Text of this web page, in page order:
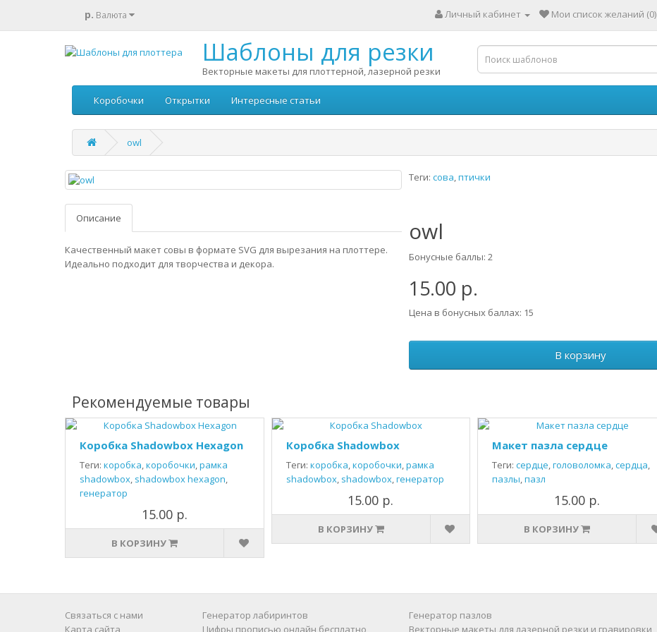
р. Валюта Личный кабинет Мои список желаний (0)
Шаблоны для резки
Векторные макеты для плоттерной, лазерной резки
Коробочки Открытки Интересные статьи
owl
Описание
Качественный макет совы в формате SVG для вырезания на плоттере.
Идеально подходит для творчества и декора.
Теги: сова,птички
owl
Бонусные баллы: 2
15.00 р.
Цена в бонусных баллах: 15
В корзину
Рекомендуемые товары
Коробка Shadowbox Hexagon
Теги: коробка,коробочки,рамка
shadowbox, shadowbox hexagon,
генератор
15.00 р.
В КОРЗИНУ
Коробка Shadowbox
Теги: коробка,коробочки,рамка
shadowbox, shadowbox,генератор
15.00 р.
В КОРЗИНУ
Макет пазла сердце
Теги: сердце,головоломка,сердца,
пазлы,пазл
15.00 р.
В КОРЗИНУ
Связаться с нами
Карта сайта
Генератор лабиринтов
Цифры прописью онлайн бесплатно
Генератор пазлов
Векторные макеты для лазерной резки и гравировки